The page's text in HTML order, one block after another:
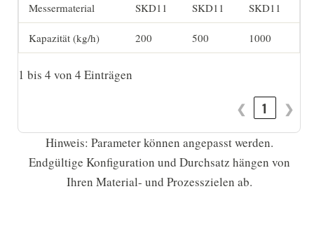
Messermaterial SKD11 SKD11 SKD11
Kapazität (kg/h) 200 500 1000
1 bis 4 von 4 Einträgen
❮ 1 ❯
Hinweis: Parameter können angepasst werden.
Endgültige Konfiguration und Durchsatz hängen von
Ihren Material- und Prozesszielen ab.